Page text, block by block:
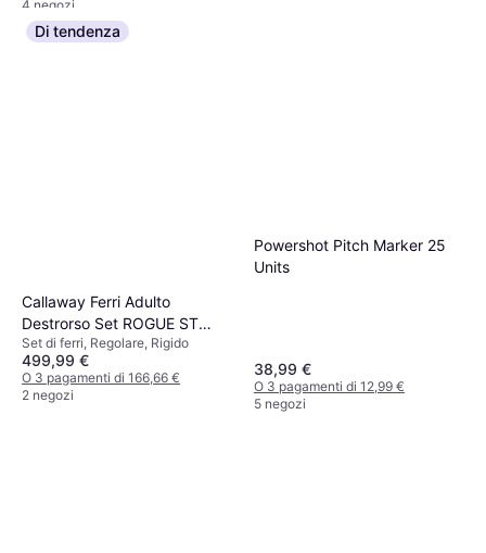
Standard
Golf Grip, Impugnatura standard
4 negozi
Di tendenza
Callaway Ferri Adulto
Destrorso Set ROGUE ST
MAX
Set di ferri, Regolare, Rigido
499,99 €
O 3 pagamenti di 166,66 €
2 negozi
Powershot Pitch Marker 25
Units
38,99 €
O 3 pagamenti di 12,99 €
5 negozi